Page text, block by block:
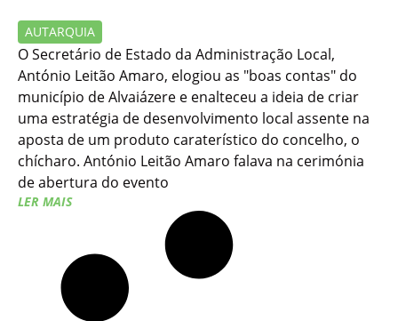
AUTARQUIA
O Secretário de Estado da Administração Local,
António Leitão Amaro, elogiou as "boas contas" do
município de Alvaiázere e enalteceu a ideia de criar
uma estratégia de desenvolvimento local assente na
aposta de um produto caraterístico do concelho, o
chícharo. António Leitão Amaro falava na cerimónia
de abertura do evento
LER MAIS